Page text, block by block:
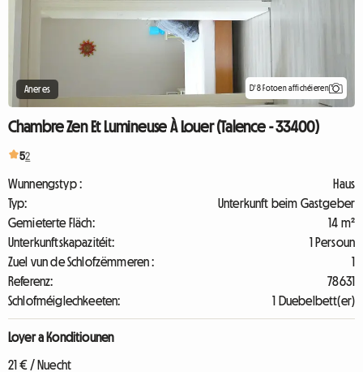
Aneres D'8 Fotoen affichéieren
Chambre Zen Et Lumineuse À Louer (Talence - 33400)
52
Wunnengstyp :
Haus
Typ:
Unterkunft beim Gastgeber
Gemieterte Fläch:
14 m²
Unterkunftskapazitéit:
1 Persoun
Zuel vun de Schlofzëmmeren :
1
Referenz:
78631
Schlofméiglechkeeten:
1 Duebelbett(er)
Loyer a Konditiounen
21 € / Nuecht